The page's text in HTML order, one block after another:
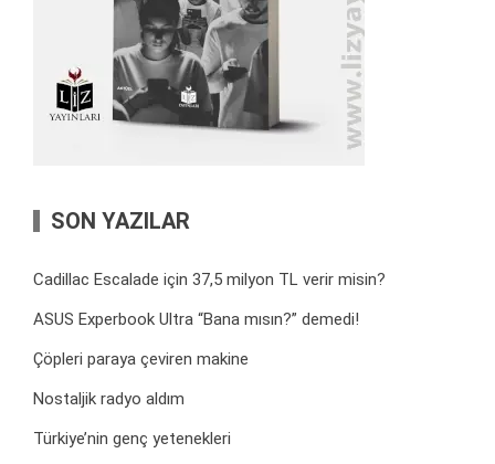
SON YAZILAR
Cadillac Escalade için 37,5 milyon TL verir misin?
ASUS Experbook Ultra “Bana mısın?” demedi!
Çöpleri paraya çeviren makine
Nostaljik radyo aldım
Türkiye’nin genç yetenekleri